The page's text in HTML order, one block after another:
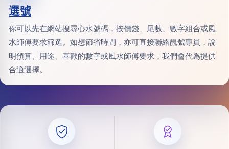
選號
你可以先在網站搜尋心水號碼，按價錢、尾數、數字組合或風
水師傅要求篩選。如想節省時間，亦可直接聯絡靚號專員，說
明預算、用途、喜歡的數字或風水師傅要求，我們會代為提供
合適選擇。